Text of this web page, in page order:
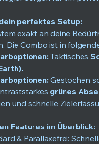
perfektes Setup:
exakt an deine
Die Combo ist in
Taktisches
Gestochen
grünes
und schnelle
Features im Überblick:
& Parallaxefrei: